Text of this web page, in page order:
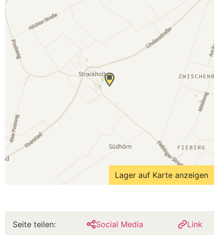
Lager auf Karte anzeigen
Seite teilen: Social Media Link